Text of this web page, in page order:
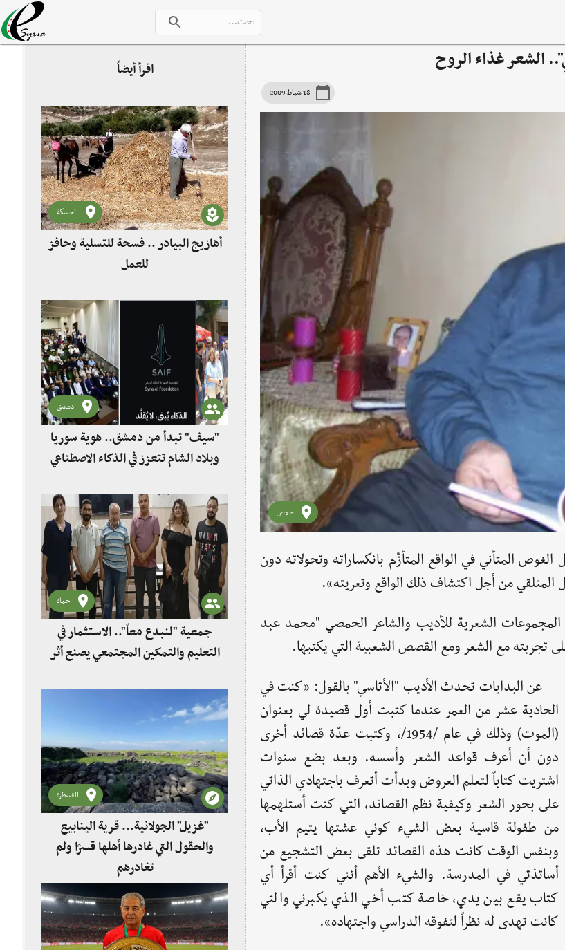
الشعر غذاء الروح
18 شباط 2009
حمص
المتأني في الواقع المتأزّم بانكساراته وتحولاته دون
المتلقي من أجل اكتشاف ذلك الواقع وتعريته».
الشعرية للأديب والشاعر الحمصي "محمد عبد
عن البدايات تحدث الأديب "الأتاسي" بالقول: «كنت في
الحادية عشر من العمر عندما كتبت أول قصيدة لي بعنوان
(الموت) وذلك في عام /1954/، وكتبت عدّة قصائد أخرى
دون أن أعرف قواعد الشعر وأسسه. وبعد بضع سنوات
اشتريت كتاباً لتعلم العروض وبدأت أتعرف باجتهادي الذاتي
على بحور الشعر وكيفية نظم القصائد، التي كنت أستلهمها
من طفولة قاسية بعض الشيء كوني عشتها يتيم الأب،
وبنفس الوقت كانت هذه القصائد تلقى بعض التشجيع من
أساتذتي في المدرسة. والشيء الأهم أنني كنت أقرأ أي
كتاب يقع بين يدي، خاصة كتب أخي الذي يكبرني والتي
كانت تهدى له نظراً لتفوقه الدراسي واجتهاده».
اقرأ أيضاً
الحسكة
أهازيج البيادر .. فسحة للتسلية وحافز
للعمل
دمشق
"سيف" تبدأ من دمشق.. هوية سوريا
وبلاد الشام تتعزز في الذكاء الاصطناعي
حماه
جمعية "لنبدع معاً".. الاستثمار في
التعليم والتمكين المجتمعي يصنع أثر
القنيطرة
"غزيل" الجولانية... قرية الينابيع
والحقول التي غادرها أهلها قسرًا ولم
تغادرهم